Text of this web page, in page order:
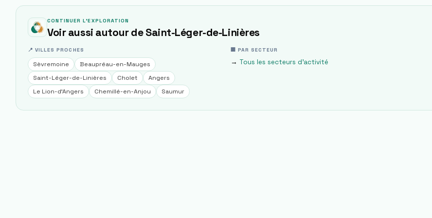
CONTINUER L'EXPLORATION
Voir aussi autour deSaint-Léger-de-Linières
📍 VILLES PROCHES
Sèvremoine
Beaupréau-en-Mauges
Saint-Léger-de-Linières
Cholet
Angers
Le Lion-d'Angers
Chemillé-en-Anjou Saumur
🏢 PAR SECTEUR
→ Tous les secteurs d'activité